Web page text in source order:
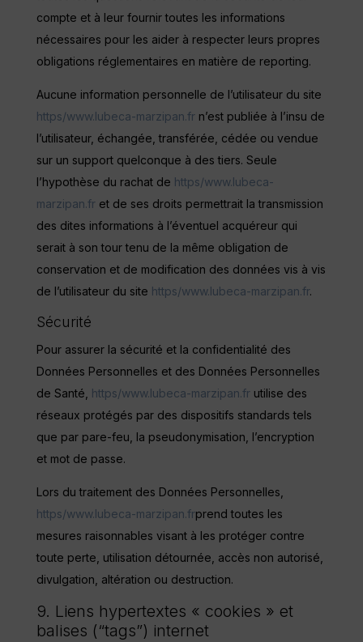
compte et à leur fournir toutes les informations
nécessaires pour les aider à respecter leurs propres
obligations réglementaires en matière de reporting.
Aucune information personnelle de l’utilisateur du site
https/www.lubeca-marzipan.frn’est publiée à l’insu de
l’utilisateur, échangée, transférée, cédée ou vendue
sur un support quelconque à des tiers. Seule
l’hypothèse du rachat de https/www.lubeca-
marzipan.fret de ses droits permettrait la transmission
des dites informations à l’éventuel acquéreur qui
serait à son tour tenu de la même obligation de
conservation et de modification des données vis à vis
de l’utilisateur du site https/www.lubeca-marzipan.fr.
Sécurité
Pour assurer la sécurité et la confidentialité des
Données Personnelles et des Données Personnelles
de Santé, https/www.lubeca-marzipan.frutilise des
réseaux protégés par des dispositifs standards tels
que par pare-feu, la pseudonymisation, l’encryption
et mot de passe.
Lors du traitement des Données Personnelles,
https/www.lubeca-marzipan.frprend toutes les
mesures raisonnables visant à les protéger contre
toute perte, utilisation détournée, accès non autorisé,
divulgation, altération ou destruction.
9. Liens hypertextes « cookies » et
balises (“tags”) internet